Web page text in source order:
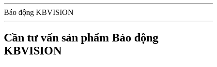
Báo động KBVISION
Cần tư vấn sản phẩm Báo động
KBVISION